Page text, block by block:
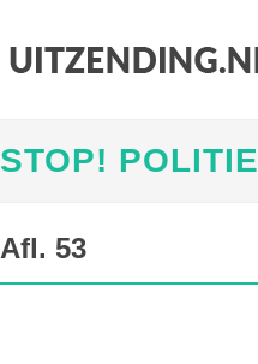
STOP! POLITIE
Afl. 53